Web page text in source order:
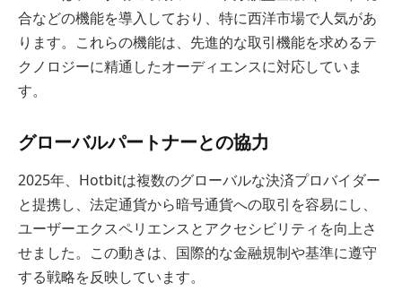
合などの機能を導入しており、特に西洋市場で人気があ
ります。これらの機能は、先進的な取引機能を求めるテ
クノロジーに精通したオーディエンスに対応していま
す。
グローバルパートナーとの協力
2025年、Hotbitは複数のグローバルな決済プロバイダー
と提携し、法定通貨から暗号通貨への取引を容易にし、
ユーザーエクスペリエンスとアクセシビリティを向上さ
せました。この動きは、国際的な金融規制や基準に遵守
する戦略を反映しています。